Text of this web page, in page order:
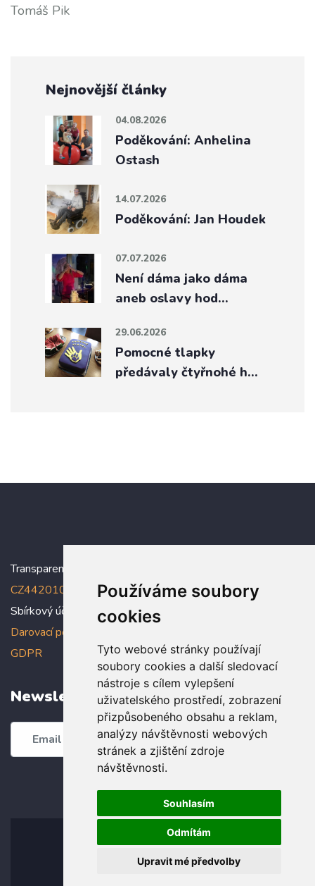
Používáme soubory
cookies
Tyto webové stránky používají
soubory cookies a další sledovací
nástroje s cílem vylepšení
uživatelského prostředí, zobrazení
přizpůsobeného obsahu a reklam,
analýzy návštěvnosti webových
stránek a zjištění zdroje
návštěvnosti.
Souhlasím
Odmítám
Upravit mé předvolby
Tomáš Pik
Nejnovější články
04.08.2026
Poděkování: Anhelina
Ostash
14.07.2026
Poděkování: Jan Houdek
07.07.2026
Není dáma jako dáma
aneb oslavy hod…
29.06.2026
Pomocné tlapky
předávaly čtyřnohé h…
Transparentní účet:
CZ4420100000005005005006
Sbírkový účet: 5005005022/2010
Darovací podmínky
GDPR
Newsletter
Odebírat